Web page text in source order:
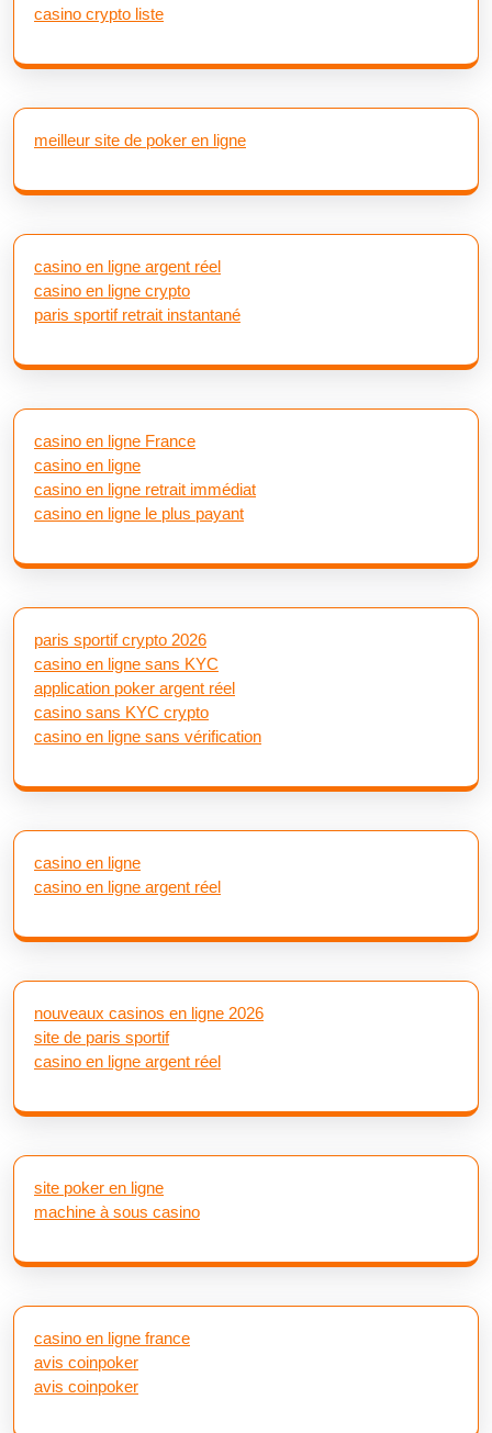
casino crypto liste
meilleur site de poker en ligne
casino en ligne argent réel
casino en ligne crypto
paris sportif retrait instantané
casino en ligne France
casino en ligne
casino en ligne retrait immédiat
casino en ligne le plus payant
paris sportif crypto 2026
casino en ligne sans KYC
application poker argent réel
casino sans KYC crypto
casino en ligne sans vérification
casino en ligne
casino en ligne argent réel
nouveaux casinos en ligne 2026
site de paris sportif
casino en ligne argent réel
site poker en ligne
machine à sous casino
casino en ligne france
avis coinpoker
avis coinpoker